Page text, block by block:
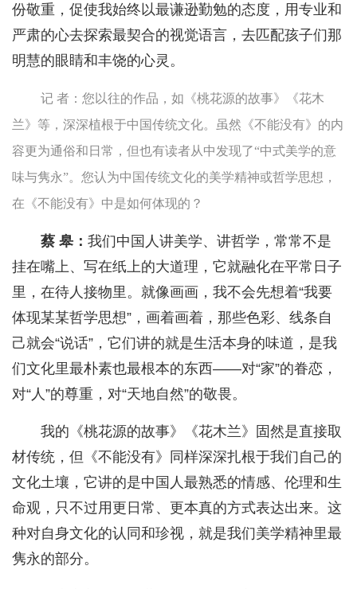
份敬重，促使我始终以最谦逊勤勉的态度，用专业和
严肃的心去探索最契合的视觉语言，去匹配孩子们那
明慧的眼睛和丰饶的心灵。
记 者：您以往的作品，如《桃花源的故事》《花木
兰》等，深深植根于中国传统文化。虽然《不能没有》的内
容更为通俗和日常，但也有读者从中发现了“中式美学的意
味与隽永”。您认为中国传统文化的美学精神或哲学思想，
在《不能没有》中是如何体现的？
蔡 皋： 我们中国人讲美学、讲哲学，常常不是
挂在嘴上、写在纸上的大道理，它就融化在平常日子
里，在待人接物里。就像画画，我不会先想着“我要
体现某某哲学思想”，画着画着，那些色彩、线条自
己就会“说话”，它们讲的就是生活本身的味道，是我
们文化里最朴素也最根本的东西——对“家”的眷恋，
对“人”的尊重，对“天地自然”的敬畏。
我的《桃花源的故事》《花木兰》固然是直接取
材传统，但《不能没有》同样深深扎根于我们自己的
文化土壤，它讲的是中国人最熟悉的情感、伦理和生
命观，只不过用更日常、更本真的方式表达出来。这
种对自身文化的认同和珍视，就是我们美学精神里最
隽永的部分。